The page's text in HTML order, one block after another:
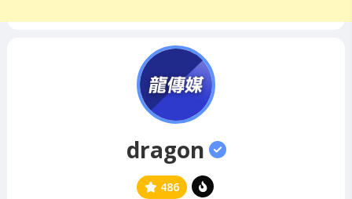
dragon
486